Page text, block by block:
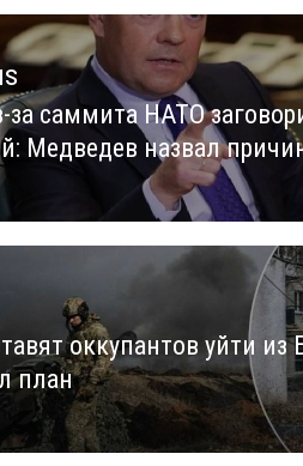
саммита НАТО
Медведев назвал
оккупантов уйти
план